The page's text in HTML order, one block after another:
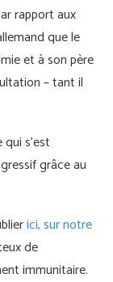
rapport aux
que le
et à son père
– tant il
qui s'est
grâce au
ici, sur notre
de
immunitaire.